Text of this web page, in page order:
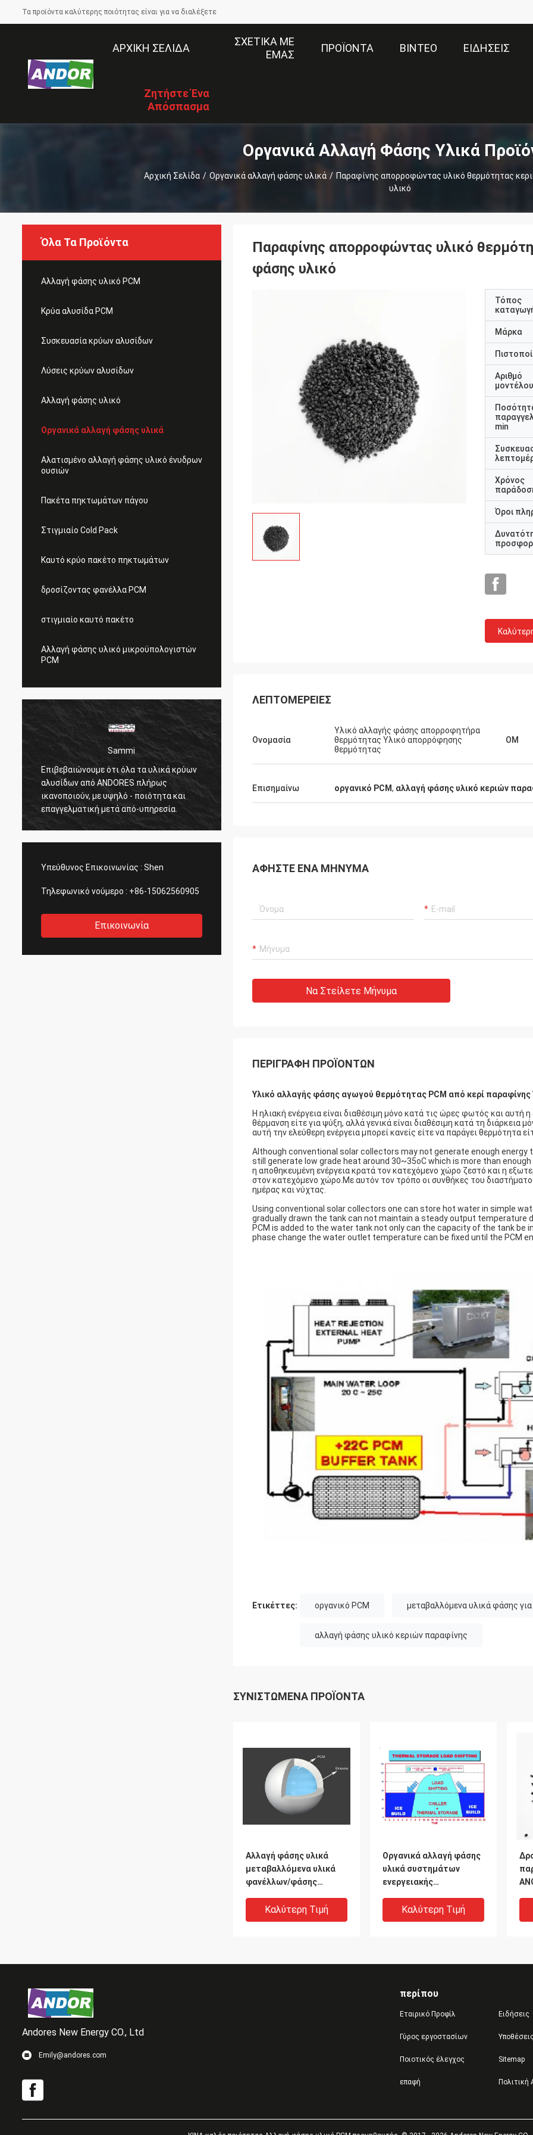
Τα προϊόντα καλύτερης ποιότητας είναι για να διαλέξετε
ΑΡΧΙΚΉ ΣΕΛΊΔΑ
ΣΧΕΤΙΚΆ ΜΕ
ΕΜΆΣ
ΠΡΟΪΌΝΤΑ ΒΊΝΤΕΟ ΕΙΔΉΣΕΙΣ
Ζητήστε Ένα
Απόσπασμα
Οργανικά Αλλαγή Φάσης Υλικά
Αρχική Σελίδα / Οργανικά αλλαγή φάσης υλικά / Παραφίνης απορροφώντας υλικό θερμότητας
υλικό
Όλα Τα Προϊόντα
Αλλαγή φάσης υλικό PCM
Κρύα αλυσίδα PCM
Συσκευασία κρύων αλυσίδων
Λύσεις κρύων αλυσίδων
Αλλαγή φάσης υλικό
Οργανικά αλλαγή φάσης υλικά
Αλατισμένο αλλαγή φάσης υλικό ένυδρων
ουσιών
Πακέτα πηκτωμάτων πάγου
Στιγμιαίο Cold Pack
Καυτό κρύο πακέτο πηκτωμάτων
δροσίζοντας φανέλλα PCM
στιγμιαίο καυτό πακέτο
Αλλαγή φάσης υλικό μικροϋπολογιστών
PCM
Sammi
Επιβεβαιώνουμε ότι όλα τα υλικά κρύων
αλυσίδων από ANDORES πλήρως
ικανοποιούν, με υψηλό - ποιότητα και
επαγγελματική μετά από-υπηρεσία.
safty και τόσο μαλακά από κανονικό
PCMs, το οποίο είναι μεγάλο.
αλυσίδων από
ικανοποιούν, με υψηλό -
Υπεύθυνος Επικοινωνίας : Shen
Τηλεφωνικό νούμερο : +86-15062560905
Επικοινωνία
Παραφίνης απορροφώντας υλικό
φάσης υλικό
Τόπος
Μάρκα
Αριθμό
μοντέλου
min
Χρόνος
Όροι
ΛΕΠΤΟΜΈΡΕΙΕΣ
Ονομασία
Υλικό αλλαγής φάσης απορροφητήρα
θερμότητας Υλικό απορρόφησης
θερμότητας
ΟΜ
Επισημαίνω οργανικό PCM, αλλαγή φάσης υλικό κεριών
ΑΦΉΣΤΕ ΈΝΑ ΜΉΝΥΜΑ
Να Στείλετε Μήνυμα
ΠΕΡΙΓΡΑΦΉ ΠΡΟΪΌΝΤΩΝ
Υλικό αλλαγής φάσης αγωγού θερμότητας PCM από κερί
Η ηλιακή ενέργεια είναι διαθέσιμη μόνο κατά τις ώρες φωτός και αυτή
θέρμανση είτε για ψύξη, αλλά γενικά είναι διαθέσιμη κατά τη διάρκεια
αυτή την ελεύθερη ενέργεια μπορεί κανείς είτε να παράγει θερμότητα
Although conventional solar collectors may not generate enough
still generate low grade heat around 30~35oC which is more than
η αποθηκευμένη ενέργεια κρατά τον κατεχόμενο χώρο ζεστό και η
στον κατεχόμενο χώρο.Με αυτόν τον τρόπο οι συνθήκες του
ημέρας και νύχτας.
Using conventional solar collectors one can store hot water in simple
gradually drawn the tank can not maintain a steady output
PCM is added to the water tank not only can the capacity of the tank be
phase change the water outlet temperature can be fixed until the PCM
Ετικέττες: οργανικό PCM μεταβαλλόμενα υλικά φάσης
αλλαγή φάσης υλικό κεριών παραφίνης
ΣΥΝΙΣΤΏΜΕΝΑ ΠΡΟΪΌΝΤΑ
Αλλαγή φάσης υλικά
μεταβαλλόμενα υλικά
φανέλλων/φάσης
δροσίζοντας
Καλύτερη Τιμή
Οργανικά αλλαγή φάσης
υλικά συστημάτων
ενεργειακής
κεντρικού
κλιματιστικού
Καλύτερη Τιμή
Καλύτερη Τιμή
Μη - τοξικό καυτό
Καλύτερη Τιμή
Andores New Energy CO., Ltd
Emily@andores.com
περίπου
Εταιρικό Προφίλ
Γύρος εργοστασίων
Ποιοτικός έλεγχος
επαφή
Ειδήσεις
Υποθέσεις
Sitemap
Πολιτική